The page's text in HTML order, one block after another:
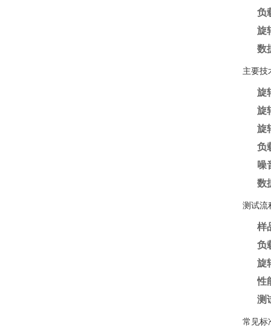
负
旋
数
主要技
旋
旋
旋
负
噪
数
测试流
样
负
旋
性
测
常见标